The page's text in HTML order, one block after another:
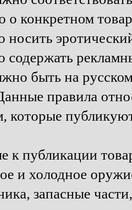
конкретном
быть на
правила
которые
к публикации
и холодное
запасные